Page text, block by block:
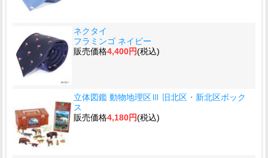
ネクタイ
フラミンゴ ネイビー
販売価格4,400円(税込)
立体図鑑 動物地理区Ⅲ 旧北区・新北区ボック
ス
販売価格4,180円(税込)